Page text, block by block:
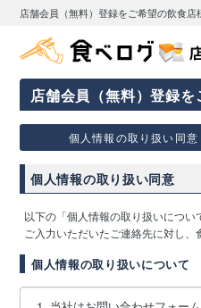
店舗会員（無料）登録をご希望の飲食店
店舗会員（無料）登録
個人情報の取り扱い同意
個人情報の取り扱い同意
以下の「個人情報の取り扱いにつ
ご入力いただいたご連絡先に対し
個人情報の取り扱いについて